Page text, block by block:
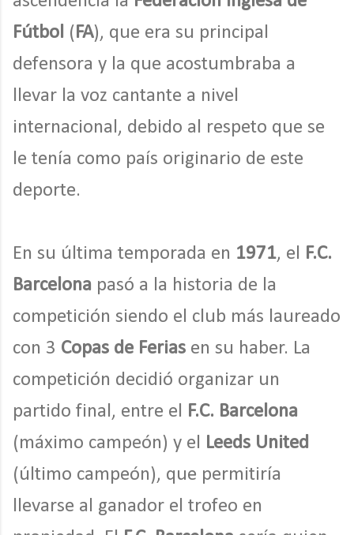
Fútbol (FA), que era su principal
defensora y la que acostumbraba a
llevar la voz cantante a nivel
internacional, debido al respeto que se
le tenía como país originario de este
deporte.
En su última temporada en 1971, el F.C.
Barcelona pasó a la historia de la
competición siendo el club más laureado
con 3 Copas de Ferias en su haber. La
competición decidió organizar un
partido final, entre el F.C. Barcelona
(máximo campeón) y el Leeds United
(último campeón), que permitiría
llevarse al ganador el trofeo en